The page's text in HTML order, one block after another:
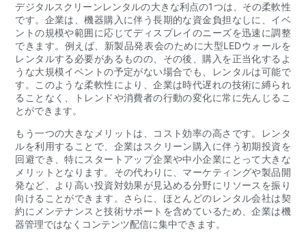
デジタルスクリーンレンタルの大きな利点の1つは、その柔軟性
です。企業は、機器購入に伴う長期的な資金負担なしに、イベ
ントの規模や範囲に応じてディスプレイのニーズを迅速に調整
できます。例えば、新製品発表会のために大型LEDウォールを
レンタルする必要があるものの、その後、購入を正当化するよ
うな大規模イベントの予定がない場合でも、レンタルは可能で
す。このような柔軟性により、企業は時代遅れの技術に縛られ
ることなく、トレンドや消費者の行動の変化に常に先んじるこ
とができます。
もう一つの大きなメリットは、コスト効率の高さです。レンタ
ルを利用することで、企業はスクリーン購入に伴う初期投資を
回避でき、特にスタートアップ企業や中小企業にとって大きな
メリットとなります。その代わりに、マーケティングや製品開
発など、より高い投資対効果が見込める分野にリソースを振り
向けることができます。さらに、ほとんどのレンタル会社は契
約にメンテナンスと技術サポートを含めているため、企業は機
器管理ではなくコンテンツ配信に集中できます。